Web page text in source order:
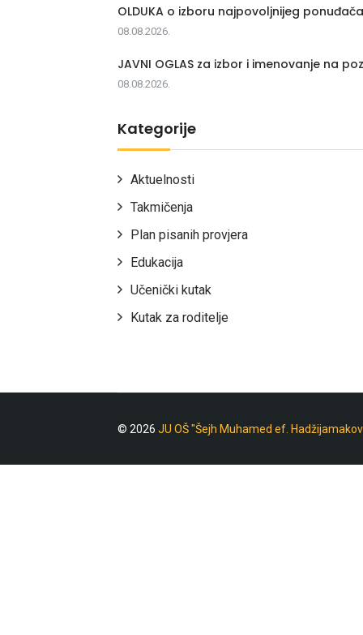
OLDUKA o izboru najpovoljnijeg
08.08.2026.
JAVNI OGLAS za izbor i imenovanje na
08.08.2026.
Kategorije
Aktuelnosti
Takmičenja
Plan pisanih provjera
Edukacija
Učenički kutak
Kutak za roditelje
© 2026 JU OŠ "Šejh Muhamed ef.